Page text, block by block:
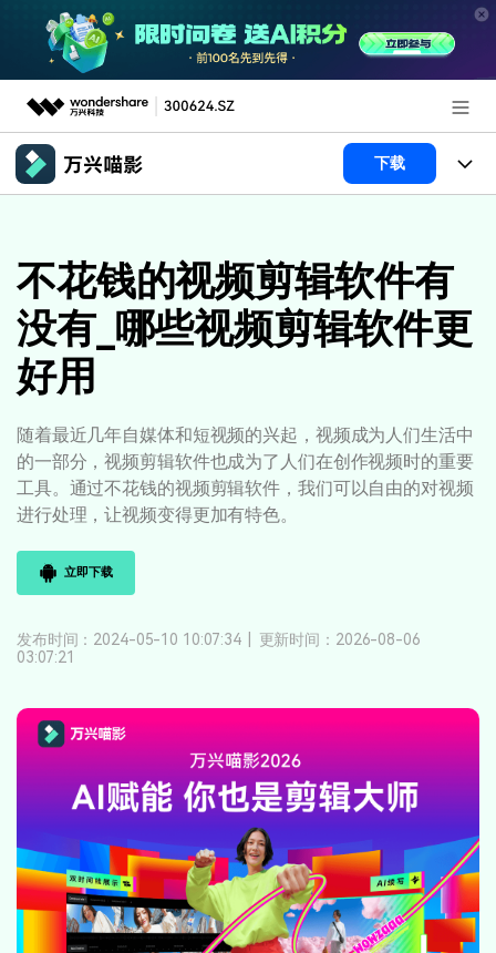
推荐产品
新闻中心
关于万兴
加入我们
帮助中心
客服热线： 4000-300624
下载
产品系统
产品功能
AI功能
视频/照片
AI 文本转视频
AI 绘画
AI 视频续写 NEW
文本
解决方案
政企服务
专业创作人群
品牌合作故事
使用教程
文章资讯
其他
帮助中心
产品支持
登录
不花钱的视频剪辑软件有
没有_哪些视频剪辑软件更
好用
随着最近几年自媒体和短视频的兴起，视频成为人们生活中
的一部分，视频剪辑软件也成为了人们在创作视频时的重要
工具。通过不花钱的视频剪辑软件，我们可以自由的对视频
进行处理，让视频变得更加有特色。
立即下载
发布时间：2024-05-10 10:07:34
更新时间：2026-08-06
03:07:21